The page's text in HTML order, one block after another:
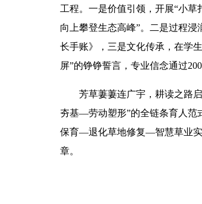
工程。一是‌价值引领，开展“小草
向上攀登生态高峰”。二是‌过程
长手账》，三是‌文化传承，在学
屏”的铮铮誓言，专业信念通过
芳草萋萋连广宇，耕读之路
夯基—劳动塑形”的全链条育人范
保育—退化草地修复—智慧草业实
章。